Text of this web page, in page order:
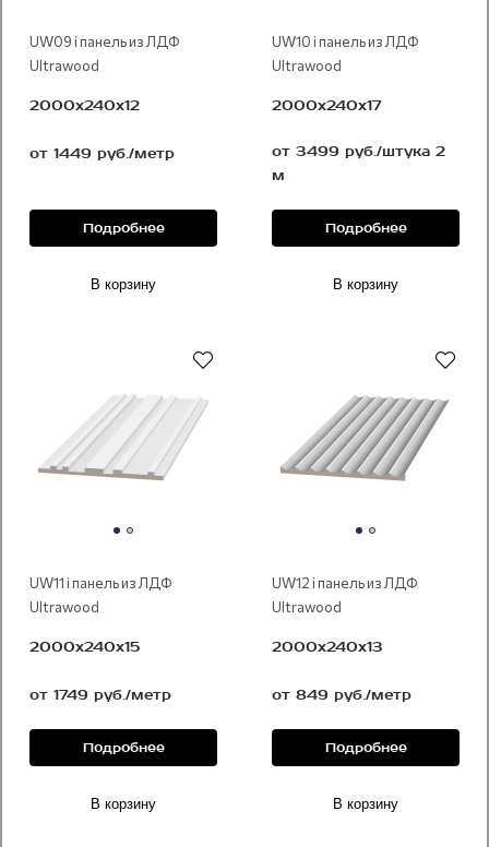
UW09 i панель из ЛДФ
Ultrawood
2000х240х12
от 1449 руб./метр
Подробнее
В корзину
UW10 i панель из ЛДФ
Ultrawood
2000х240х17
от 3499 руб./штука 2
м
Подробнее
В корзину
UW11 i панель из ЛДФ
Ultrawood
2000х240х15
от 1749 руб./метр
Подробнее
В корзину
UW12 i панель из ЛДФ
Ultrawood
2000х240х13
от 849 руб./метр
Подробнее
В корзину